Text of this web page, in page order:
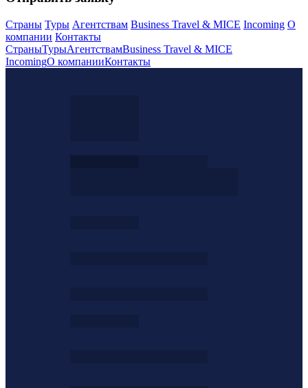
Страны Туры Агентствам Business Travel & MICE Incoming О
компании Контакты
СтраныТурыАгентствамBusiness Travel & MICE
IncomingО компанииКонтакты